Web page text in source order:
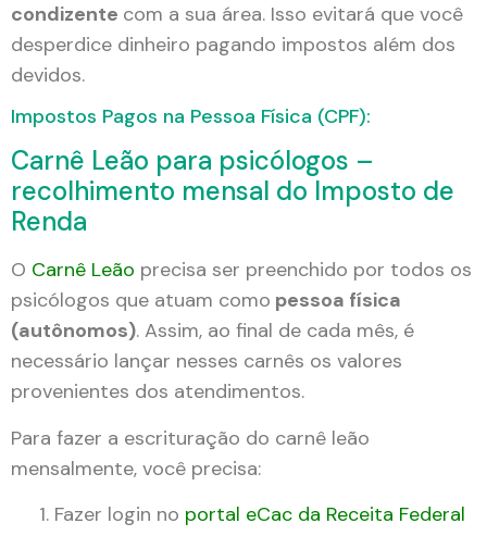
condizente com a sua área. Isso evitará que você
desperdice dinheiro pagando impostos além dos
devidos.
Impostos Pagos na Pessoa Física (CPF):
Carnê Leão para psicólogos –
recolhimento mensal do Imposto de
Renda
O Carnê Leão precisa ser preenchido por todos os
psicólogos que atuam como pessoa física
(autônomos). Assim, ao final de cada mês, é
necessário lançar nesses carnês os valores
provenientes dos atendimentos.
Para fazer a escrituração do carnê leão
mensalmente, você precisa:
Fazer login no portal eCac da Receita Federal